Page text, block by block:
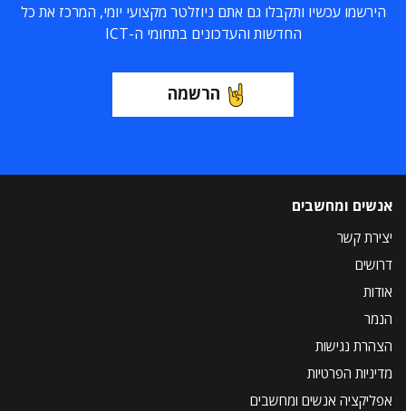
הירשמו עכשיו ותקבלו גם אתם ניוזלטר מקצועי יומי, המרכז את כל
החדשות והעדכונים בתחומי ה-ICT
הרשמה
אנשים ומחשבים
יצירת קשר
דרושים
אודות
הנמר
הצהרת נגישות
מדיניות הפרטיות
אפליקציה אנשים ומחשבים